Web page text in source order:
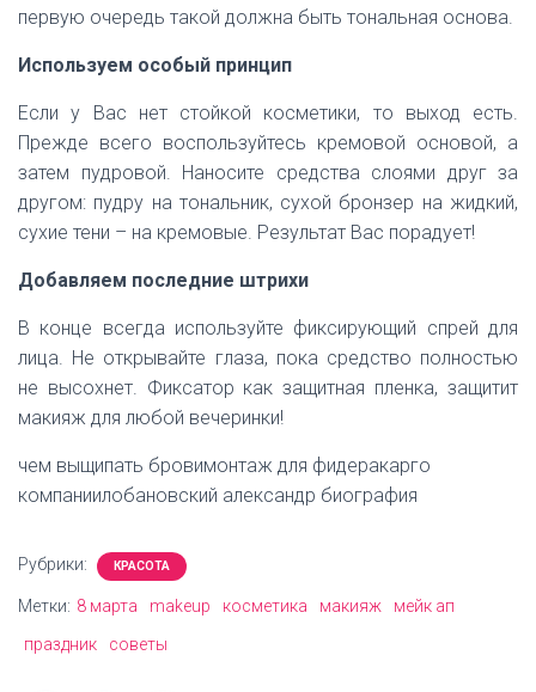
первую очередь такой должна быть тональная основа.
Используем особый принцип
Если у Вас нет стойкой косметики, то выход есть.
Прежде всего воспользуйтесь кремовой основой, а
затем пудровой. Наносите средства слоями друг за
другом: пудру на тональник, сухой бронзер на жидкий,
сухие тени – на кремовые. Результат Вас порадует!
Добавляем последние штрихи
В конце всегда используйте фиксирующий спрей для
лица. Не открывайте глаза, пока средство полностью
не высохнет. Фиксатор как защитная пленка, защитит
макияж для любой вечеринки!
чем выщипать бровимонтаж для фидеракарго
компаниилобановский александр биография
Рубрики: КРАСОТА
Метки: 8 марта makeup косметика макияж
мейк ап
праздник
советы